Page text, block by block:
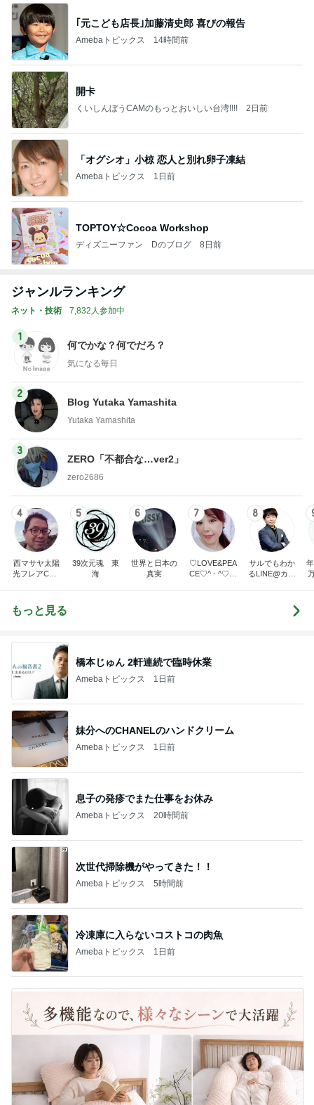
｢元こども店長｣加藤清史郎 喜びの報告
Amebaトピックス 14時間前
開卡
くいしんぼうCAMのもっとおいしい台湾!!!! 2日前
「オグシオ」小椋 恋人と別れ卵子凍結
Amebaトピックス 1日前
TOPTOY☆Cocoa Workshop
ディズニーファン Dのブログ 8日前
ジャンルランキング
ネット・技術 7,832人参加中
1
何でかな？何でだろ？
気になる毎日
2
Blog Yutaka Yamashita
Yutaka Yamashita
3
ZERO「不都合な…ver2」
zero2686
4
西マサヤ太陽
光フレアCME
海地震と南海
トラフ地震は2
5
39次元魂 東
海
6
世界と日本の
真実
7
♡LOVE&PEA
CE♡^ - ^♡の
8
サルでもわか
るLINE@カフ
発者のつぶや
もっと見る
橋本じゅん 2軒連続で臨時休業
Amebaトピックス 1日前
妹分へのCHANELのハンドクリーム
Amebaトピックス 1日前
息子の発疹でまた仕事をお休み
Amebaトピックス 20時間前
次世代掃除機がやってきた！！
Amebaトピックス 5時間前
冷凍庫に入らないコストコの肉魚
Amebaトピックス 1日前